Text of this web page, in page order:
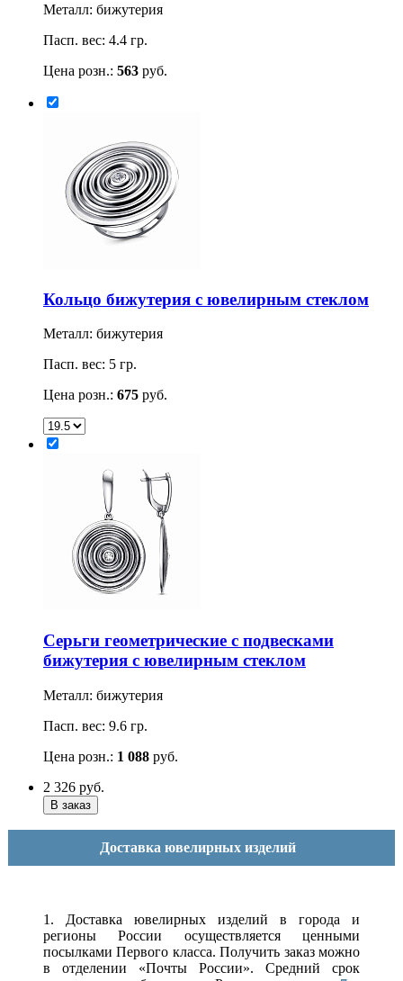
Металл: бижутерия
Пасп. вес: 4.4 гр.
Цена розн.: 563 руб.
Кольцо бижутерия с ювелирным стеклом
Металл: бижутерия
Пасп. вес: 5 гр.
Цена розн.: 675 руб.
Серьги геометрические с подвесками
бижутерия с ювелирным стеклом
Металл: бижутерия
Пасп. вес: 9.6 гр.
Цена розн.: 1 088 руб.
2 326 руб.
Доставка ювелирных изделий
1. Доставка ювелирных изделий в города и
регионы России осуществляется ценными
посылками Первого класса. Получить заказ можно
в отделении «Почты России». Средний срок